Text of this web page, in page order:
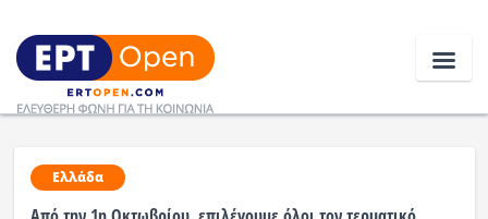
Ειδήσεις
Ελλάδα